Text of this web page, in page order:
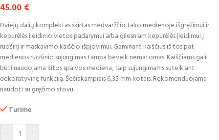
45.00 €
Dviejų dalių komplektas skirtas medvaržčio tako medienoje išgręžimui ir
kepurėlės įleidimo vietos padarymui arba gilesniam kepurėlės įleidimui į
ruošinį ir maskavimo kaiščio išpjovimui. Gaminant kaiščius iš tos pat
medienos ruošinio sujungimas tampa beveik nematomas. Kaiščiams gali
būti naudojama kitos spalvos mediena, taip sujungimams suteikiant
dekoratyvinę funkciją. Šešiakampiais 6,35 mm kotais. Rekomenduojama
naudoti su gręžimo stovu.
Turime
- +